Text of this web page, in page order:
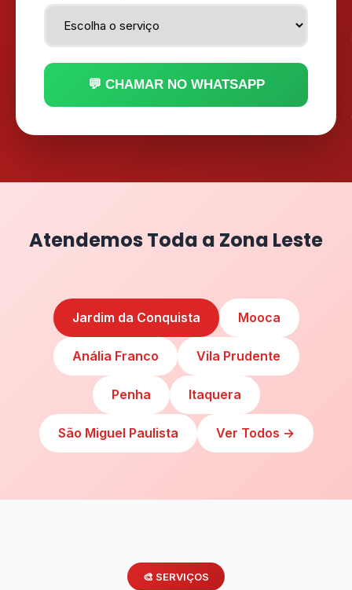
💬 CHAMAR NO WHATSAPP
Atendemos Toda a Zona Leste
Jardim da Conquista Mooca
Anália Franco Vila Prudente
Penha Itaquera
São Miguel Paulista Ver Todos →
🎨 SERVIÇOS